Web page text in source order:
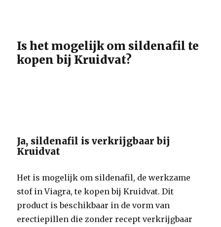
Is het mogelijk om sildenafil te
kopen bij Kruidvat?
Ja, sildenafil is verkrijgbaar bij
Kruidvat
Het is mogelijk om sildenafil, de werkzame
stof in Viagra, te kopen bij Kruidvat. Dit
product is beschikbaar in de vorm van
erectiepillen die zonder recept verkrijgbaar